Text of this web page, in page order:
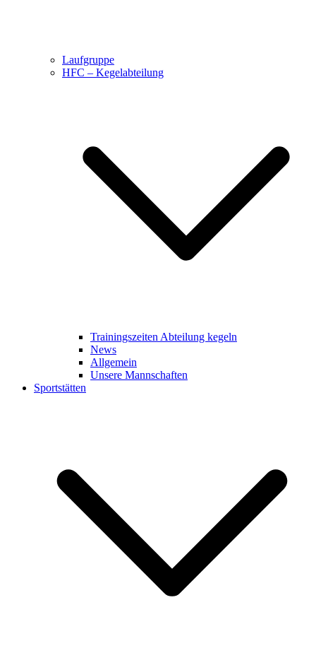
Laufgruppe
HFC – Kegelabteilung
Trainingszeiten Abteilung kegeln
News
Allgemein
Unsere Mannschaften
Sportstätten